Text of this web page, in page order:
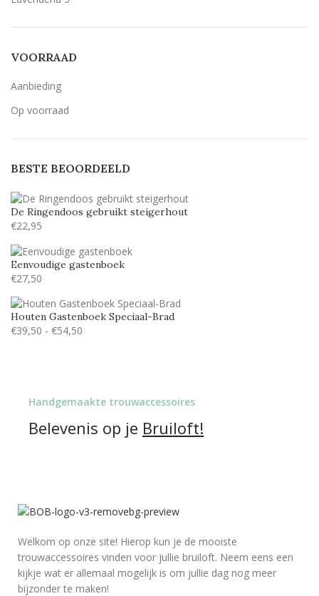
Stencil
VOORRAAD
Aanbieding
Op voorraad
BESTE BEOORDEELD
De Ringendoos gebruikt steigerhout
€22,95
Eenvoudige gastenboek
€27,50
Houten Gastenboek Speciaal-Brad
€39,50 - €54,50
Handgemaakte trouwaccessoires
Belevenis op je Bruiloft!
Welkom op onze site! Hierop kun je de mooiste
trouwaccessoires vinden voor jullie bruiloft. Neem eens een
kijkje wat er allemaal mogelijk is om jullie dag nog meer
bijzonder te maken!